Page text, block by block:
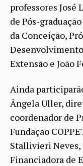
professores
de Pós-
da Conceição,
Extensão e João
Ainda
Ângela Uller,
coordenador de
Fundação
Stallivieri Neves,
Financiadora de